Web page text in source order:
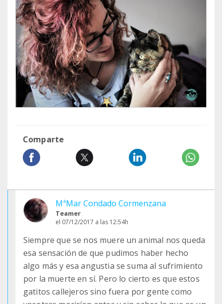
Comparte
MªMar Condado Cormenzana
Teamer
el 07/12/2017 a las 12:54h
Siempre que se nos muere un animal nos queda
esa sensación de que pudimos haber hecho
algo más y esa angustia se suma al sufrimiento
por la muerte en sí. Pero lo cierto es que estos
gatitos callejeros sino fuera por gente como